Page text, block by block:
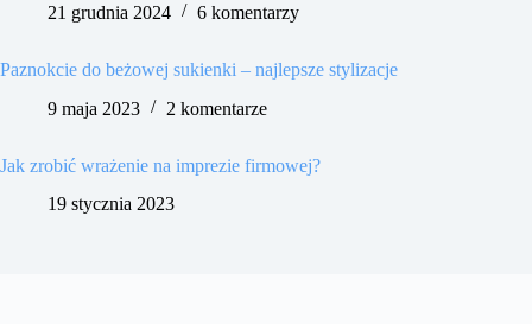
21 grudnia 2024
6 komentarzy
Paznokcie do beżowej sukienki – najlepsze stylizacje
9 maja 2023
2 komentarze
Jak zrobić wrażenie na imprezie firmowej?
19 stycznia 2023